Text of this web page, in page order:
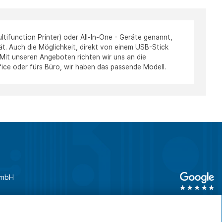
Printer) oder All-In-One - Geräte genannt,
Auch die Möglichkeit, direkt von einem USB-Stick
unseren Angeboten richten wir uns an die
oder fürs Büro, wir haben das passende Modell.